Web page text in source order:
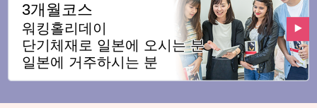
3개월코스
워킹홀리데이
단기체재로 일본에 오시는 분
일본에 거주하시는 분